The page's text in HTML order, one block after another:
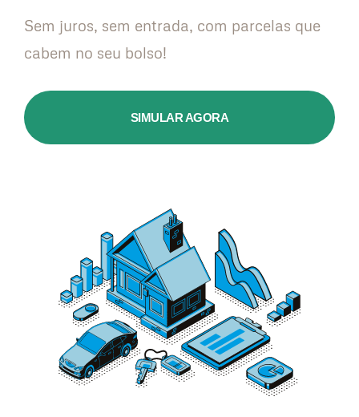
Sem juros, sem entrada, com parcelas que
cabem no seu bolso!
SIMULAR AGORA